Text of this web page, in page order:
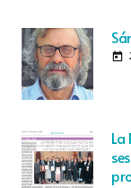
today
La